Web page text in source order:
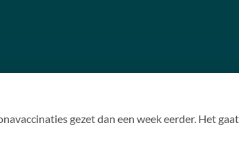
gezet dan een week eerder. Het